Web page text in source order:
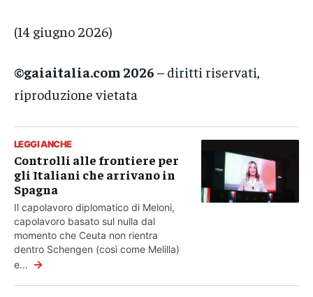
(14 giugno 2026)
©gaiaitalia.com 2026 – diritti riservati,
riproduzione vietata
LEGGI ANCHE
Controlli alle frontiere per
gli Italiani che arrivano in
Spagna
Il capolavoro diplomatico di Meloni,
capolavoro basato sul nulla dal
momento che Ceuta non rientra
dentro Schengen (così come Melilla)
e... →